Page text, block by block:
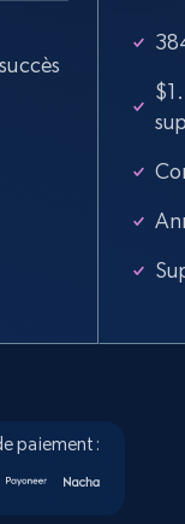
gratuit
by
by
paiement: